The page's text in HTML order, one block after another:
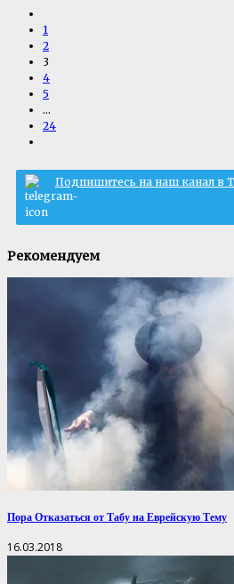
1
2
3
4
5
…
24
Подпишитесь на наш канал в
Рекомендуем
Пора Отказаться от Табу на Еврейскую Тему
16.03.2018